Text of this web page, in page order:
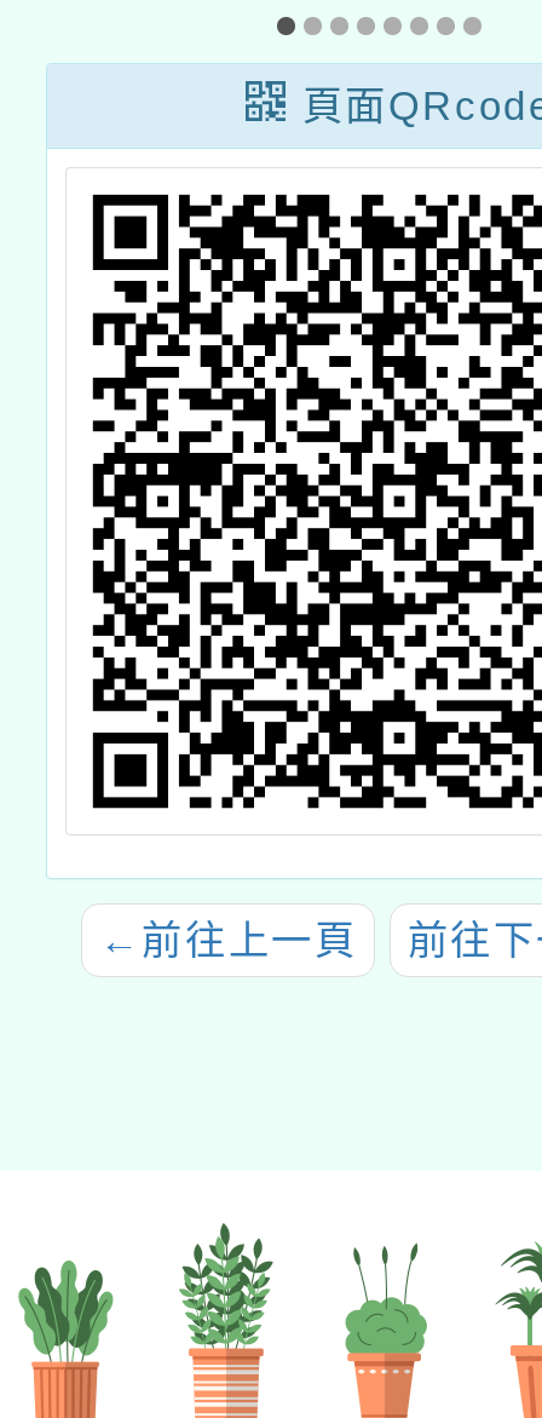
作完成「成為識
圖老馬－探索國
土測繪圖資」
語文
施計
次本
頁面
← 前往上一頁 前往